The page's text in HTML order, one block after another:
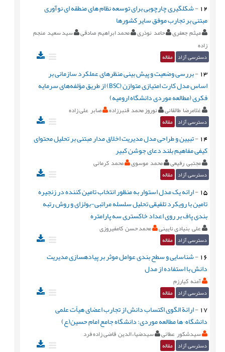
12
-شکل‏گیری چارچوبی برای توسعه نظام های منطقه ای نوآوری
مبتنی بر تجارب موفق سایر کشورها
میثم جعفری حامد نوذری محمد ابراهیم صادقی
سید سعید منجم
زاده
دسترسی آزاد مقاله
13
-بررسی وضعیت و پیش بینی منظرهای عملکرد سازمانی بر
اساس مدل کارت امتیازی متوازن (BSC) از طریق مؤلفه‌های سرمایه
فکری (مطالعه موردی دانشگاه ارومیه)
غلامرضا طالقانی نوروز محمد قنبرزاده صابر علی زاده
دسترسی آزاد مقاله
14
-تبیین و طراحی مدل مدیریت اخلاق مدار مبتنی بر تحلیل محتوای
کیفی مفاهیم بلند دعای جوشن کبیر
مجتبی رفیعی محمد موسوی محمد کرمانی
دسترسی آزاد مقاله
15
-ارائه یک مدل استوار به منظور انتخاب تامین کننده در زنجیره
تامین با رویکرد تلفیقی تحلیل سلسله مراتبی-بولزای و روش رتبه
بندی پاف بر روی اعداد خاکستری سه پارامتره
علی بنیادی نایینی محمد حسن کامفیروزی
دسترسی آزاد مقاله
16
-شناسایی و سطح بندی عوامل موثر بر پیادهسازی مدیریت
دانش با استفاده از مدل
آمنه کیارزم
دسترسی آزاد مقاله
17
-ارائة الگوی اکتساب دانش از تجارب اعضای هیاًت علمی
دانشگاه¬ها مطالعه موردی: دانشگاه جامع امام حسین(ع)
سیدشکور عطائی سیدضیاءالدین قاضی زاده فرد
دسترسی آزاد مقاله